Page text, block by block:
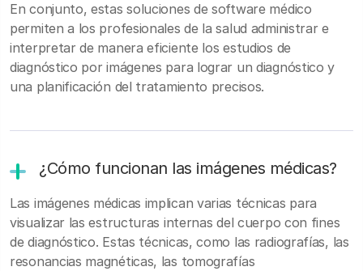
En conjunto, estas soluciones de software médico
permiten a los profesionales de la salud administrar e
interpretar de manera eficiente los estudios de
diagnóstico por imágenes para lograr un diagnóstico y
una planificación del tratamiento precisos.
¿Cómo funcionan las imágenes médicas?
Las imágenes médicas implican varias técnicas para
visualizar las estructuras internas del cuerpo con fines
de diagnóstico. Estas técnicas, como las radiografías, las
resonancias magnéticas, las tomografías